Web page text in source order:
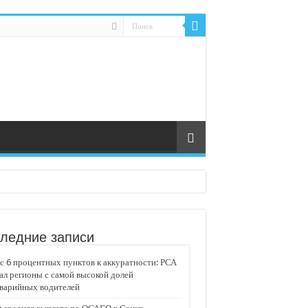
«Движение»
записи
6 процентных пунктов к аккуратности: РСА
регионы с самой высокой долей
водителей